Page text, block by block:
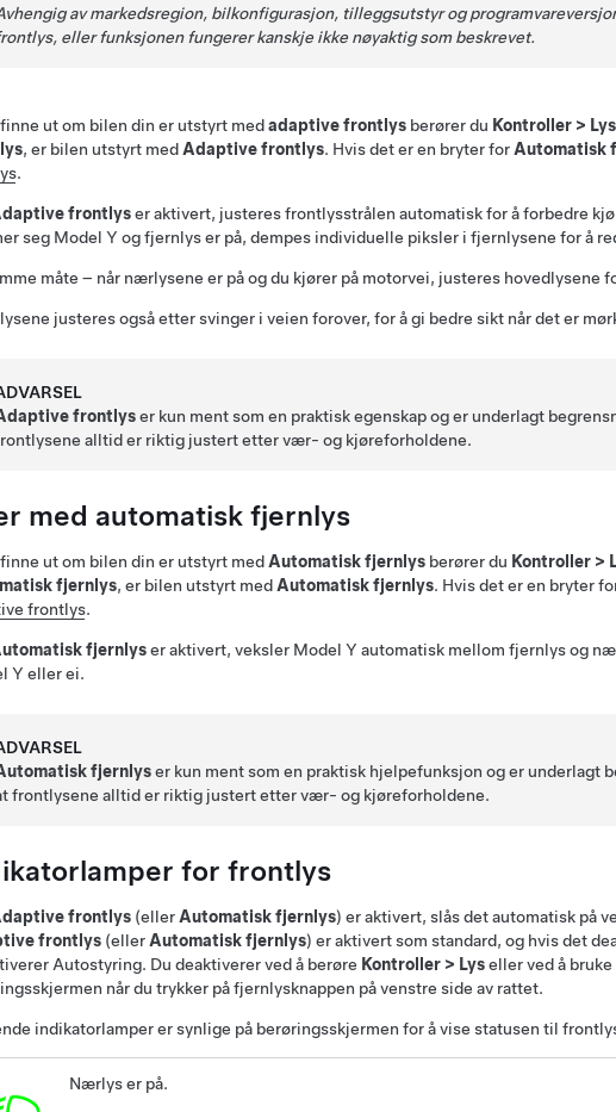
av markedsregion, bilkonfigurasjon, tilleggsutstyr og
eller funksjonen fungerer kanskje ikke nøyaktig som beskrevet.
finne ut om bilen din er utstyrt medadaptive frontlys berører du Kontroller > Lys
, er bilen utstyrt med Adaptive frontlys. Hvis det er en bryter for Automatisk
.
frontlyser aktivert, justeres frontlysstrålen automatisk for å forbedre
seg Model Y og fjernlys er på, dempes individuelle piksler i fjernlysene for å
måte – når nærlysene er på og du kjører på motorvei, justeres hovedlysene
justeres også etter svinger i veien forover, for å gi bedre sikt når det er
frontlyser kun ment som en praktisk egenskap og er underlagt
alltid er riktig justert etter vær- og kjøreforholdene.
med automatisk fjernlys
finne ut om bilen din er utstyrt med Automatisk fjernlys berører du Kontroller >
fjernlys, er bilen utstyrt med Automatisk fjernlys. Hvis det er en bryter
frontlys.
fjernlyser aktivert, veksler Model Y automatisk mellom fjernlys og
Y eller ei.
fjernlyser kun ment som en praktisk hjelpefunksjon og er underlagt
frontlysene alltid er riktig justert etter vær- og kjøreforholdene.
for frontlys
frontlys (eller Automatisk fjernlys) er aktivert, slås det automatisk på
frontlys (eller Automatisk fjernlys) er aktivert som standard, og hvis det
Autostyring. Du deaktiverer ved å berøre Kontroller > Lyseller ved å
når du trykker på fjernlysknappen på venstre side av rattet.
indikatorlamper er synlige på berøringsskjermen for å vise statusen til
Nærlys er på.